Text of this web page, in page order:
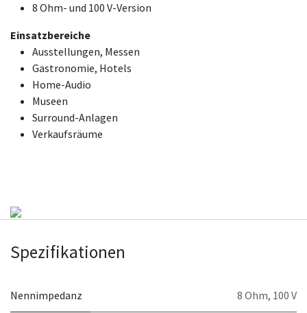
8 Ohm- und 100 V-Version
Einsatzbereiche
Ausstellungen, Messen
Gastronomie, Hotels
Home-Audio
Museen
Surround-Anlagen
Verkaufsräume
Spezifikationen
Nennimpedanz 8 Ohm, 100 V